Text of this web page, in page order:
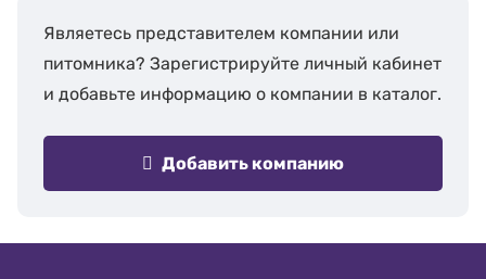
Являетесь представителем компании или
питомника? Зарегистрируйте личный кабинет
и добавьте информацию о компании в каталог.
Добавить компанию